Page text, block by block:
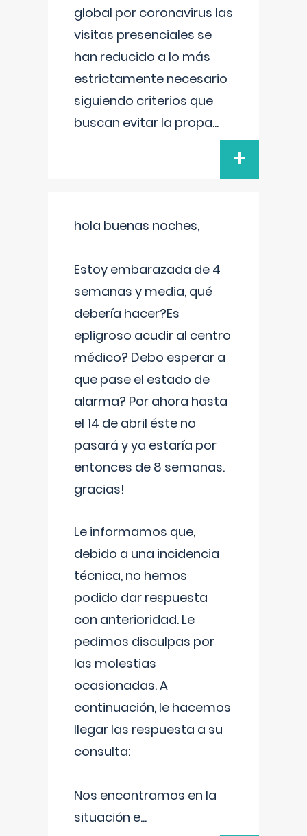
global por coronavirus las
visitas presenciales se
han reducido a lo más
estrictamente necesario
siguiendo criterios que
buscan evitar la propa...
+
hola buenas noches,
Estoy embarazada de 4
semanas y media, qué
debería hacer?Es
epligroso acudir al centro
médico? Debo esperar a
que pase el estado de
alarma? Por ahora hasta
el 14 de abril éste no
pasará y ya estaría por
entonces de 8 semanas.
gracias!
Le informamos que,
debido a una incidencia
técnica, no hemos
podido dar respuesta
con anterioridad. Le
pedimos disculpas por
las molestias
ocasionadas. A
continuación, le hacemos
llegar las respuesta a su
consulta:
Nos encontramos en la
situación e...